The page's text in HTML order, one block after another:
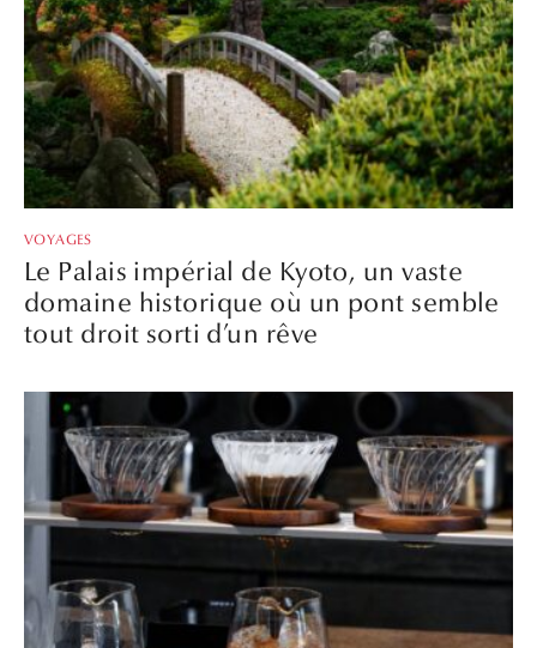
VOYAGES
Le Palais impérial de Kyoto, un vaste
domaine historique où un pont semble
tout droit sorti d’un rêve